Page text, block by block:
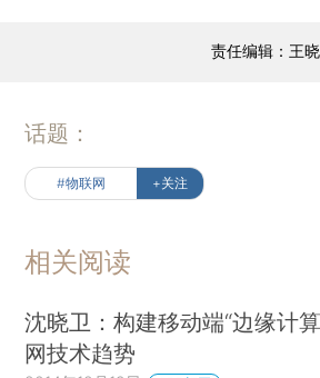
责任编辑：王
话题：
#物联网 +关注
相关阅读
沈晓卫：构建移动端“边缘计
网技术趋势